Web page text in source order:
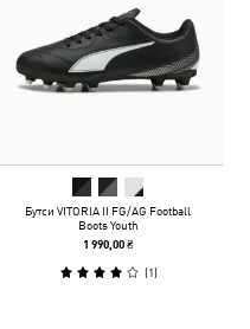
Бутси VITORIA II FG/AG Football
Boots Youth
1 990,00 ₴
(1)